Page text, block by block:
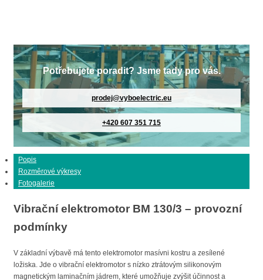
Potřebujete poradit? Jsme tady pro vás.
prodej@vyboelectric.eu
+420 607 351 715
Popis
Rozměrové výkresy
Fotogalerie
Vibrační elektromotor BM 130/3 – provozní
podmínky
V základní výbavě má tento elektromotor masívni kostru a zesílené
ložiska. Jde o vibrační elektromotor s nízko ztrátovým silikonovým
magnetickým laminačním jádrem, které umožňuje zvýšit účinnost a